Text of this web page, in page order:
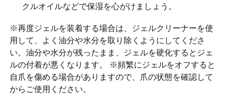
クルオイルなどで保湿を心がけましょう。
※再度ジェルを装着する場合は、ジェルクリーナーを使
用して、よく油分や水分を取り除くようにしてくださ
い。油分や水分が残ったまま、ジェルを硬化するとジェ
ルの付着が悪くなります。 ※頻繁にジェルをオフすると
自爪を傷める場合がありますので、爪の状態を確認して
からご使用ください。